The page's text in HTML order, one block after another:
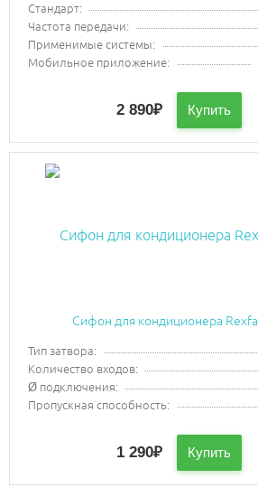
Стандарт:
Частота передачи:
Применимые системы:
Мобильное приложение:
2 890₽ Купить
Сифон для кондиционера
Тип затвора:
Количество входов:
Ø подключения:
Пропускная способность:
1 290₽ Купить